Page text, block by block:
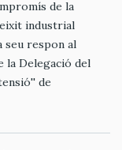
de la
industrial
seu respon al
la Delegació del
de